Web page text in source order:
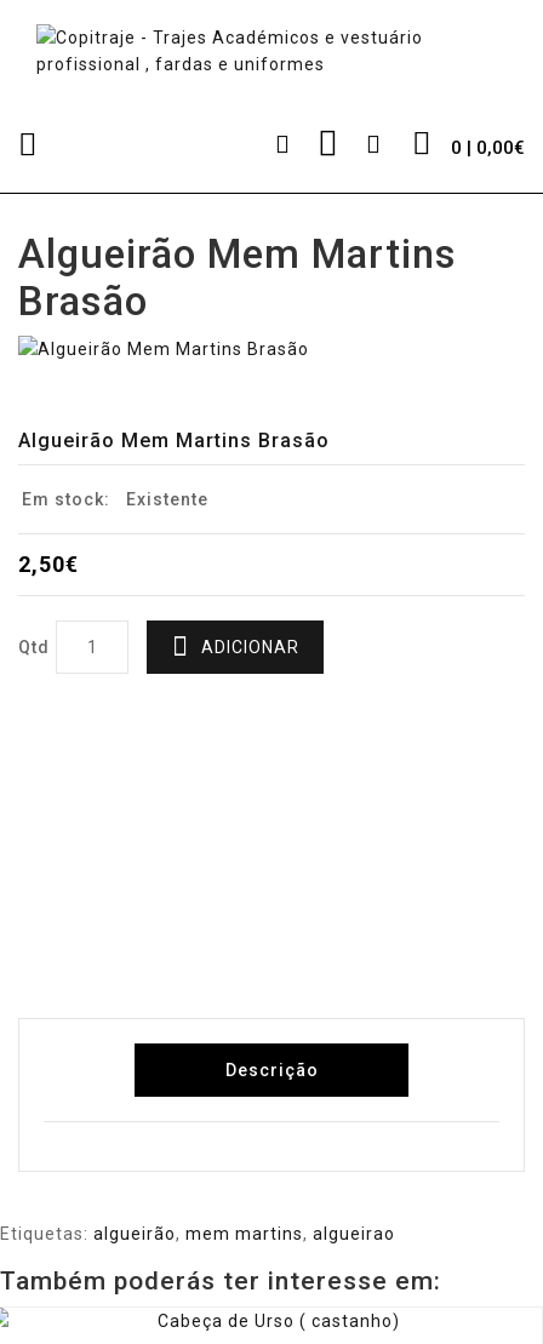
0 | 0,00€
Algueirão Mem Martins
Brasão
Algueirão Mem Martins Brasão
Em stock: Existente
2,50€
Qtd ADICIONAR
Descrição
Etiquetas: algueirão, mem martins, algueirao
Também poderás ter interesse em: